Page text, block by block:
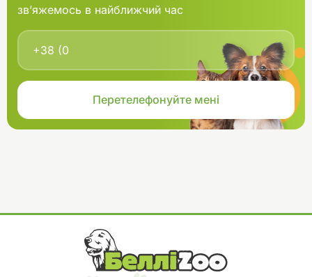
зв’яжемось в найближчий час